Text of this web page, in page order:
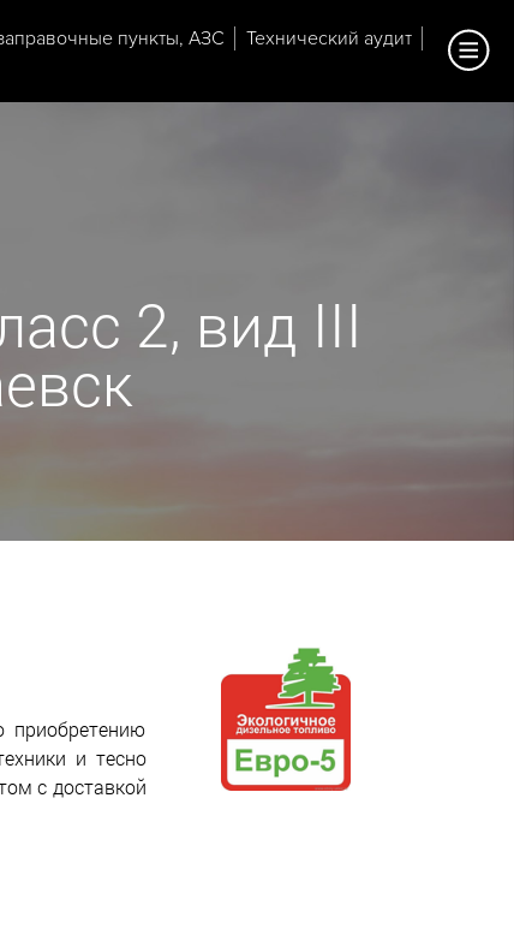
пункты, АЗС
Технический аудит
2, вид III
приобретению
и тесно
с доставкой